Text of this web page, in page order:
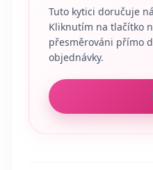
Tuto kytici doručuje
Kliknutím na tlačítko
přesměrováni přímo
objednávky.